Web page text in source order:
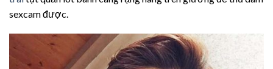
sexcam được.